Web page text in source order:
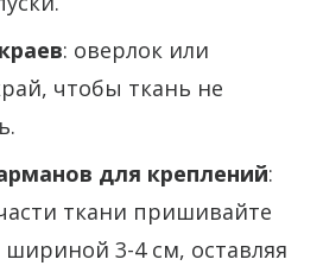
: оверлок или
чтобы ткань не
для креплений:
ткани пришивайте
шириной 3-4 см, оставляя